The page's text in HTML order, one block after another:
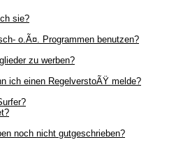
sie?
o.Ã¤. Programmen benutzen?
zu werben?
ich einen RegelverstoÃŸ melde?
noch nicht gutgeschrieben?